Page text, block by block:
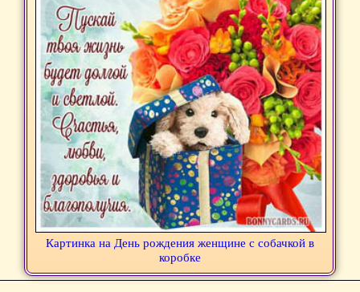
Картинка на День рождения женщине с собачкой в
коробке